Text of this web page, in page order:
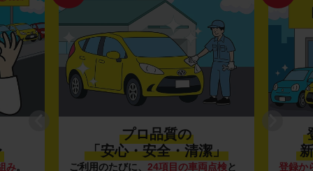
み。
プロ品質の
「安心・安全・清潔」
ご利用のたびに、 24項目の車両点検と 登録か